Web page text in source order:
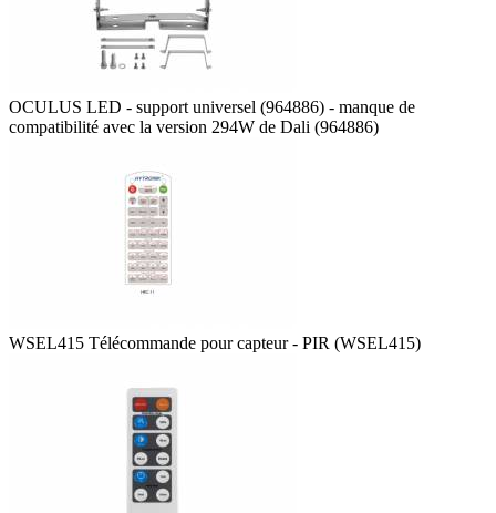
OCULUS LED - support universel (964886) - manque de
compatibilité avec la version 294W de Dali (964886)
WSEL415 Télécommande pour capteur - PIR (WSEL415)